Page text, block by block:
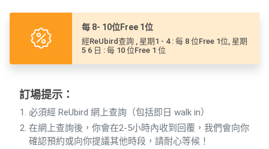
y
R
o搞
每 8- 10位Free 1位
經ReUbird查詢 , 星期1 - 4 : 每 8 位Free 1位, 星期
5 6 日 : 每 10 位Free 1 位
訂場提示：
必須經 ReUbird 網上查詢（包括即日 walk in）
在網上查詢後，你會在2-5小時內收到回覆，我們會向你
確認預約或向你提議其他時段，請耐心等候！